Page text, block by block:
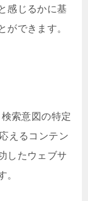
感じるかに基
ができます。
索意図の特定
えるコンテン
したウェブサ
。